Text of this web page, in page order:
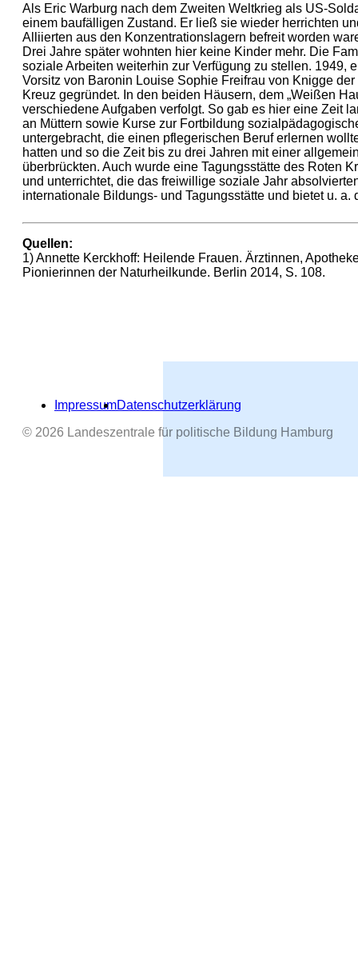
Als Eric Warburg nach dem Zweiten Weltkrieg als US-
einem baufälligen Zustand. Er ließ sie wieder herrichten
Alliierten aus den Konzentrationslagern befreit worden
Drei Jahre später wohnten hier keine Kinder mehr. Die
soziale Arbeiten weiterhin zur Verfügung zu stellen. 1949,
Vorsitz von Baronin Louise Sophie Freifrau von Knigge
Kreuz gegründet. In den beiden Häusern, dem „Weißen
verschiedene Aufgaben verfolgt. So gab es hier eine Zeit
an Müttern sowie Kurse zur Fortbildung
untergebracht, die einen pflegerischen Beruf erlernen
hatten und so die Zeit bis zu drei Jahren mit einer
überbrückten. Auch wurde eine Tagungsstätte des Roten
und unterrichtet, die das freiwillige soziale Jahr
internationale Bildungs- und Tagungsstätte und bietet u.
Quellen:
1) Annette Kerckhoff: Heilende Frauen. Ärztinnen,
Pionierinnen der Naturheilkunde. Berlin 2014, S. 108.
ImpressumDatenschutzerklärung
© 2026 Landeszentrale für politische Bildung Hamburg